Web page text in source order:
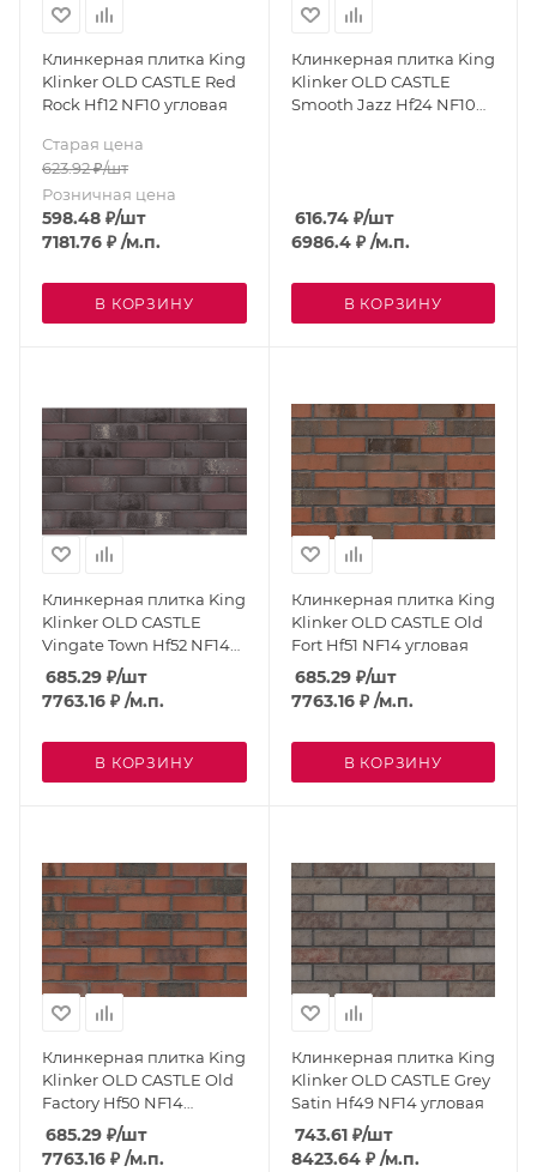
Клинкерная плитка King
Klinker OLD CASTLE Red
Rock Hf12 NF10 угловая
Старая цена
623.92₽/шт
Розничная цена
598.48 ₽/шт
7181.76 ₽ /м.п.
В КОРЗИНУ
Клинкерная плитка King
Klinker OLD CASTLE
Smooth Jazz Hf24 NF10
616.74₽/шт
6986.4 ₽ /м.п.
В КОРЗИНУ
Клинкерная плитка King
Klinker OLD CASTLE
Vingate Town Hf52 NF14
угловая
685.29 ₽/шт
7763.16 ₽ /м.п.
В КОРЗИНУ
Клинкерная плитка King
Klinker OLD CASTLE Old
Fort Hf51 NF14 угловая
685.29₽/шт
7763.16 ₽ /м.п.
В КОРЗИНУ
Клинкерная плитка King
Klinker OLD CASTLE Old
Factory Hf50 NF14
угловая
685.29 ₽/шт
7763.16 ₽ /м.п.
Клинкерная плитка King
Klinker OLD CASTLE Grey
Satin Hf49 NF14 угловая
743.61₽/шт
8423.64 ₽ /м.п.